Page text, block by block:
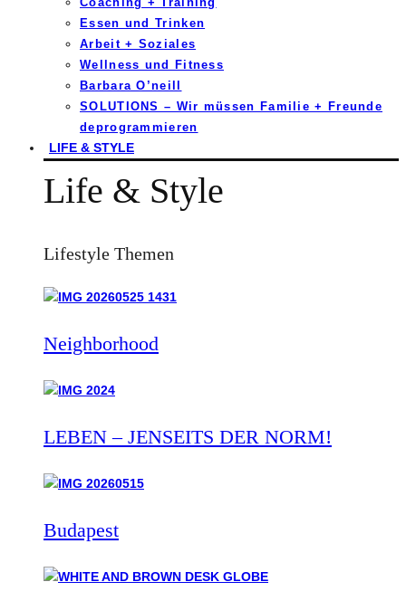
Essen und Trinken
Arbeit + Soziales
Wellness und Fitness
Barbara O’neill
SOLUTIONS – Wir müssen Familie + Freunde
deprogrammieren
LIFE & STYLE
Life & Style
Lifestyle Themen
Neighborhood
LEBEN – JENSEITS DER NORM!
Budapest